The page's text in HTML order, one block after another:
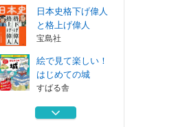
日本史格下げ偉人
と格上げ偉人
宝島社
絵で見て楽しい！
はじめての城
すばる舎
ゼロから分かる！